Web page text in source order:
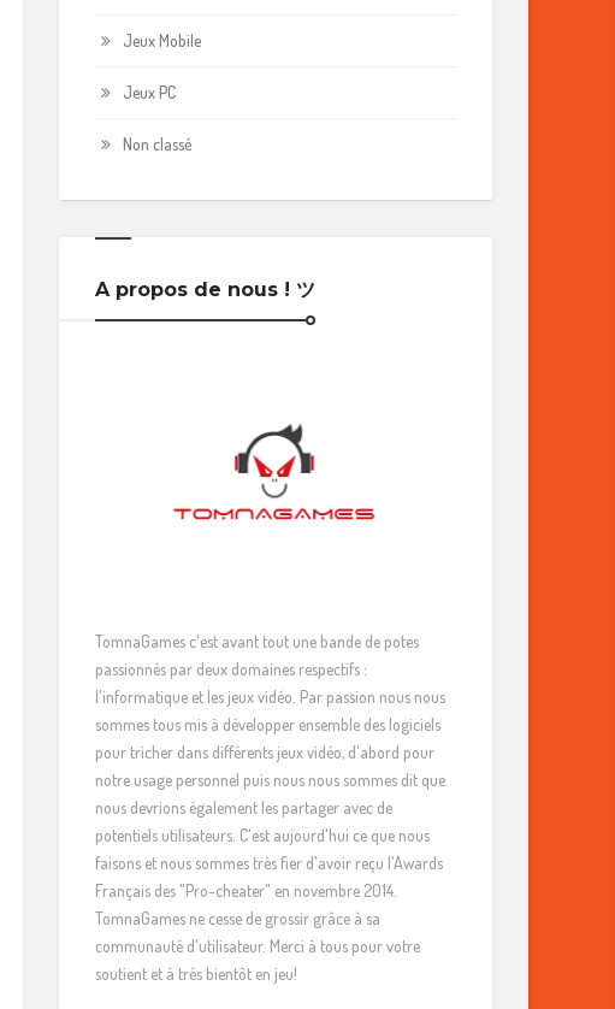
Jeux Mobile
Jeux PC
Non classé
A propos de nous ! ツ
TomnaGames c'est avant tout une bande de potes
passionnés par deux domaines respectifs :
l'informatique et les jeux vidéo. Par passion nous nous
sommes tous mis à développer ensemble des logiciels
pour tricher dans différents jeux vidéo, d'abord pour
notre usage personnel puis nous nous sommes dit que
nous devrions également les partager avec de
potentiels utilisateurs. C'est aujourd'hui ce que nous
faisons et nous sommes très fier d'avoir reçu l'Awards
Français des "Pro-cheater" en novembre 2014.
TomnaGames ne cesse de grossir grâce à sa
communauté d'utilisateur. Merci à tous pour votre
soutient et à très bientôt en jeu!